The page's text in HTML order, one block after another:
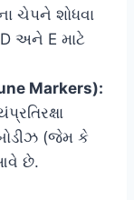
ચેપને શોધવા
અને E માટે
Markers):
(જેમ કે
છે.